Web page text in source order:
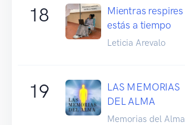
18
Mientras respires
estás a tiempo
Leticia Arevalo
19
LAS MEMORIAS
DEL ALMA
Memorias del Alma